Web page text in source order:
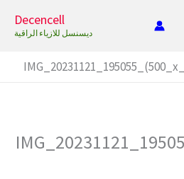
Decencell
ديسنسل للازياء الراقية